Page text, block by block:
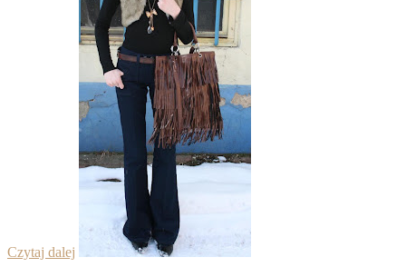
Czytaj dalej